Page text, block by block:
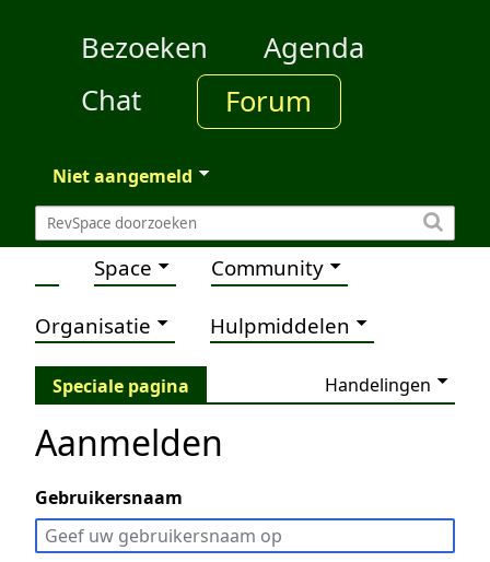
Bezoeken
Agenda
Chat
Forum
Niet aangemeld
Space Community
Organisatie Hulpmiddelen
Speciale pagina Handelingen
Aanmelden
Gebruikersnaam